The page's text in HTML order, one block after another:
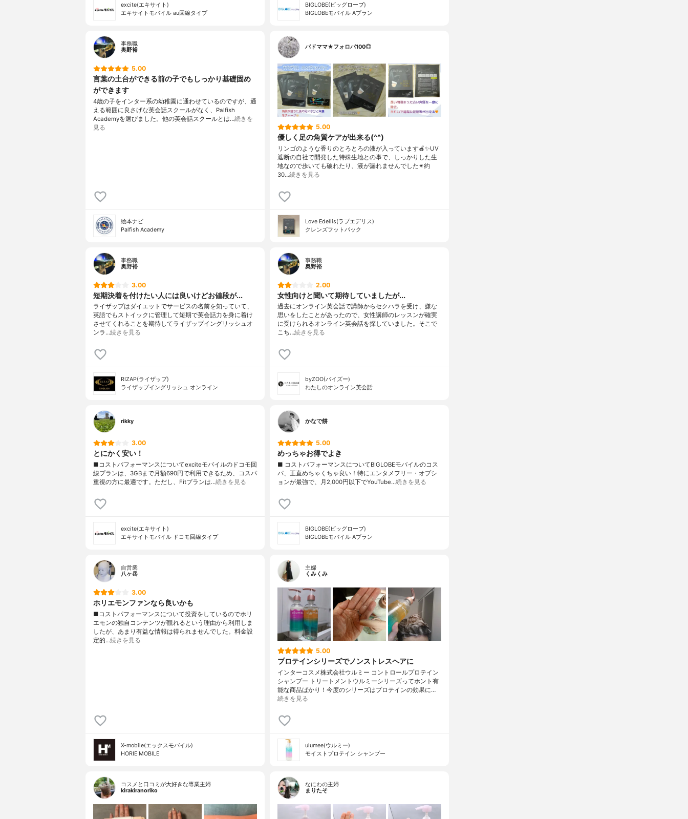
excite(エキサイト)
エキサイトモバイル au回線タイプ
BIGLOBE(ビッグローブ)
BIGLOBEモバイル Aプラン
事務職
奥野裕
5.00
言葉の土台ができる前の子でもしっかり基礎固め
ができます
4歳の子をインター系の幼稚園に通わせているのですが、通
える範囲に良さげな英会話スクールがなく、Palfish
Academyを選びました。他の英会話スクールとは…続きを
見る
絵本ナビ
Palfish Academy
バドママ★フォロバ100◎
5.00
優しく足の角質ケアが出来る(^^)
リンゴのような香りのとろとろの液が入っています🍎✨UV
遮断の自社で開発した特殊生地との事で、しっかりした生
地なので歩いても破れたり、液が漏れませんでした✴約
30…続きを見る
Love Edellis(ラブエデリス)
クレンズフットパック
事務職
奥野裕
3.00
短期決着を付けたい人には良いけどお値段が...
ライザップはダイエットでサービスの名前を知っていて、
英語でもストイックに管理して短期で英会話力を身に着け
させてくれることを期待してライザップイングリッシュオ
ンラ…続きを見る
RIZAP(ライザップ)
ライザップイングリッシュ オンライン
事務職
奥野裕
2.00
女性向けと聞いて期待していましたが...
過去にオンライン英会話で講師からセクハラを受け、嫌な
思いをしたことがあったので、女性講師のレッスンが確実
に受けられるオンライン英会話を探していました。そこで
こち…続きを見る
byZOO(バイズー)
わたしのオンライン英会話
rikky
3.00
とにかく安い！
■コストパフォーマンスについてexciteモバイルのドコモ回
線プランは、3GBまで月額690円で利用できるため、コスパ
重視の方に最適です。ただし、Fitプランは…続きを見る
excite(エキサイト)
エキサイトモバイル ドコモ回線タイプ
かなで餅
5.00
めっちゃお得でよき
■ コストパフォーマンスについてBIGLOBEモバイルのコス
パ、正直めちゃくちゃ良い！特にエンタメフリー・オプシ
ョンが最強で、月2,000円以下でYouTube…続きを見る
BIGLOBE(ビッグローブ)
BIGLOBEモバイル Aプラン
自営業
八ヶ岳
3.00
ホリエモンファンなら良いかも
■コストパフォーマンスについて投資をしているのでホリ
エモンの独自コンテンツが観れるという理由から利用しま
したが、あまり有益な情報は得られませんでした。料金設
定的…続きを見る
X-mobile(エックスモバイル)
HORIE MOBILE
主婦
くみくみ
5.00
プロテインシリーズでノンストレスヘアに
インターコスメ株式会社ウルミー コントロールプロテイン
シャンプー トリートメントウルミーシリーズってホント有
能な商品ばかり！今度のシリーズはプロテインの効果に…
続きを見る
ulumee(ウルミー)
モイストプロテイン シャンプー
コスメと口コミが大好きな専業主婦
kirakiranoriko
なにわの主婦
まりたそ